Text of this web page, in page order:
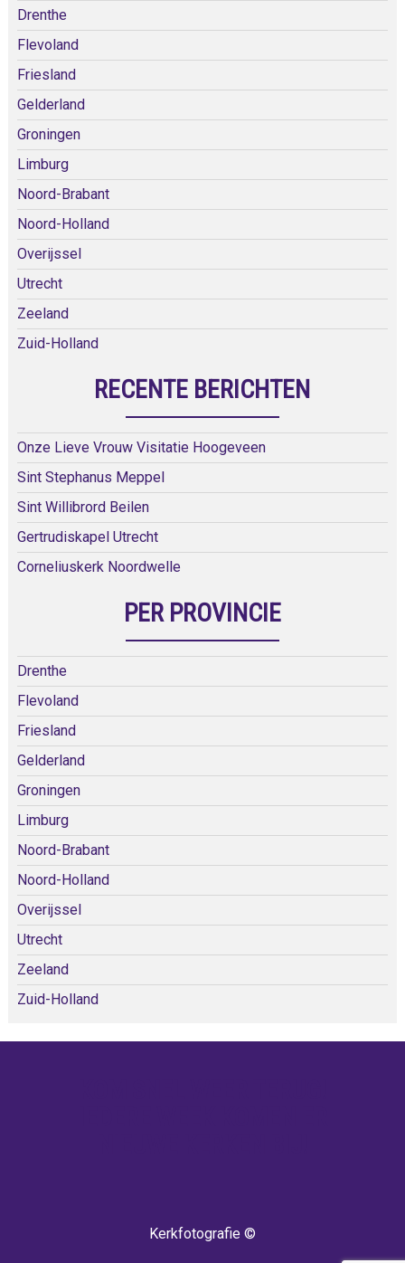
Drenthe
Flevoland
Friesland
Gelderland
Groningen
Limburg
Noord-Brabant
Noord-Holland
Overijssel
Utrecht
Zeeland
Zuid-Holland
RECENTE BERICHTEN
Onze Lieve Vrouw Visitatie Hoogeveen
Sint Stephanus Meppel
Sint Willibrord Beilen
Gertrudiskapel Utrecht
Corneliuskerk Noordwelle
PER PROVINCIE
Drenthe
Flevoland
Friesland
Gelderland
Groningen
Limburg
Noord-Brabant
Noord-Holland
Overijssel
Utrecht
Zeeland
Zuid-Holland
Kerkfotografie ©